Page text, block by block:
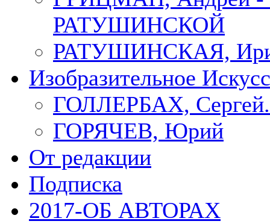
РАТУШИНСКОЙ
РАТУШИНСКАЯ,
Изобразительное
ГОЛЛЕРБАХ, Сергей.
ГОРЯЧЕВ, Юрий
От редакции
Подписка
2017-ОБ АВТОРАХ